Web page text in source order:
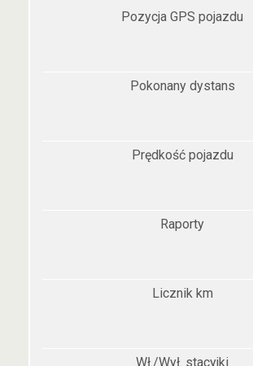
Pozycja GPS pojazdu
Pokonany dystans
Prędkość pojazdu
Raporty
Licznik km
Wł./Wył. stacyjki